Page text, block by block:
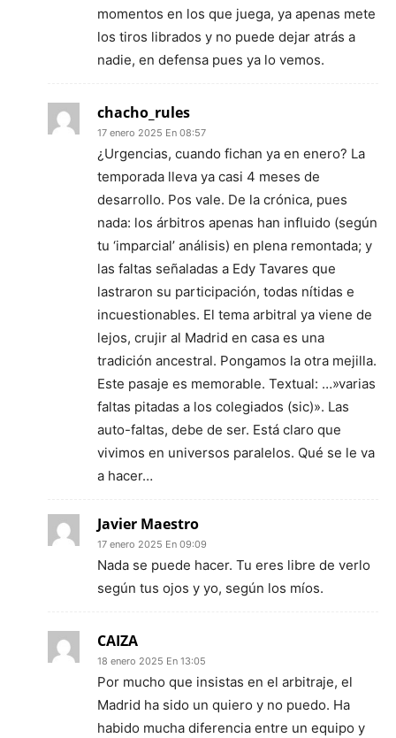
momentos en los que juega, ya apenas mete
los tiros librados y no puede dejar atrás a
nadie, en defensa pues ya lo vemos.
chacho_rules
17 enero 2025 En 08:57
¿Urgencias, cuando fichan ya en enero? La
temporada lleva ya casi 4 meses de
desarrollo. Pos vale. De la crónica, pues
nada: los árbitros apenas han influido (según
tu ‘imparcial’ análisis) en plena remontada; y
las faltas señaladas a Edy Tavares que
lastraron su participación, todas nítidas e
incuestionables. El tema arbitral ya viene de
lejos, crujir al Madrid en casa es una
tradición ancestral. Pongamos la otra mejilla.
Este pasaje es memorable. Textual: …»varias
faltas pitadas a los colegiados (sic)». Las
auto-faltas, debe de ser. Está claro que
vivimos en universos paralelos. Qué se le va
a hacer…
Javier Maestro
17 enero 2025 En 09:09
Nada se puede hacer. Tu eres libre de verlo
según tus ojos y yo, según los míos.
CAIZA
18 enero 2025 En 13:05
Por mucho que insistas en el arbitraje, el
Madrid ha sido un quiero y no puedo. Ha
habido mucha diferencia entre un equipo y